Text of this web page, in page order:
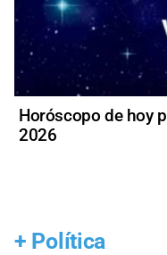
Horóscopo de hoy
2026
+ Política